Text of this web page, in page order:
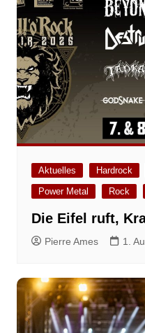
Aktuelles Hardrock
Power Metal
Rock
Die Eifel ruft,
Pierre Ames 1.